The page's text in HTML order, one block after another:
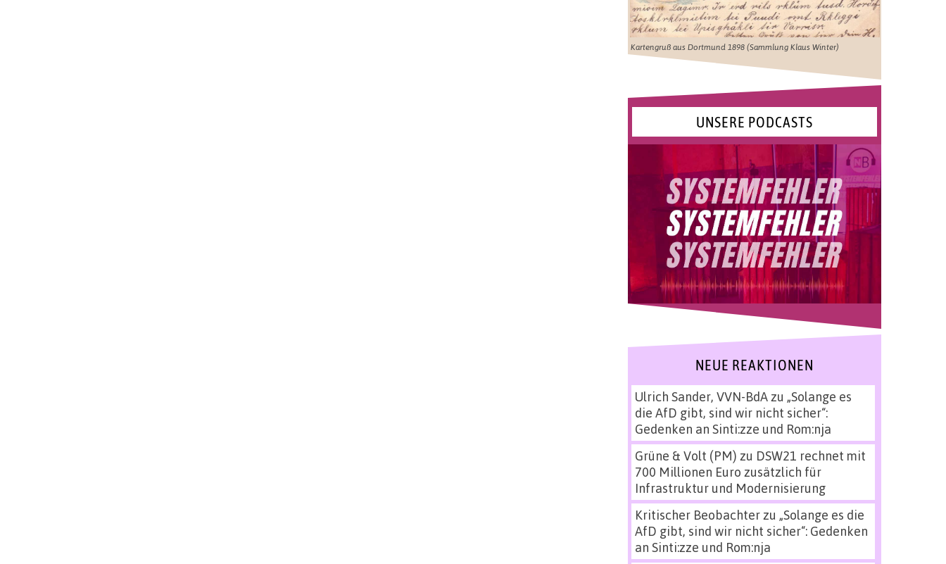
Kartengruß aus Dortmund 1898 (Sammlung Klaus Winter)
UNSERE PODCASTS
NEUE REAKTIONEN
Ulrich Sander, VVN-BdAzu „Solange es
die AfD gibt, sind wir nicht sicher“:
Gedenken an Sinti:zze und Rom:nja
Grüne & Volt (PM) zu DSW21 rechnet mit
700 Millionen Euro zusätzlich für
Infrastruktur und Modernisierung
Kritischer Beobachterzu „Solange es die
AfD gibt, sind wir nicht sicher“: Gedenken
an Sinti:zze und Rom:nja